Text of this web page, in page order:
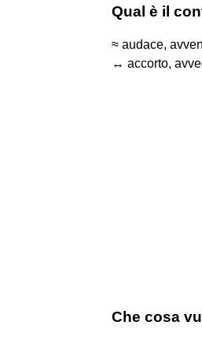
Qual è il
≈ audace,
↔ accorto,
Che cosa